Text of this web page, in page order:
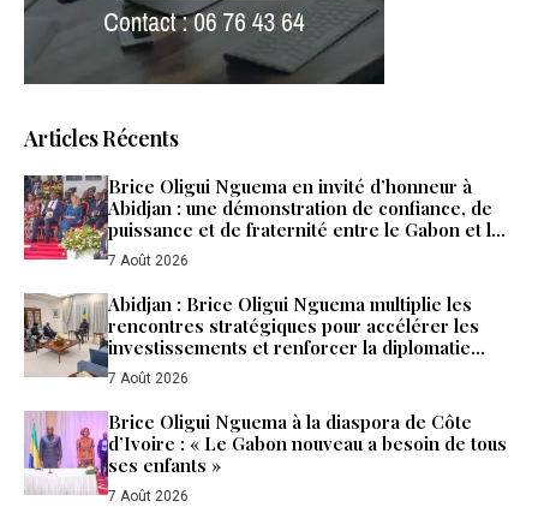
Articles Récents
Brice Oligui Nguema en invité d’honneur à
Abidjan : une démonstration de confiance, de
puissance et de fraternité entre le Gabon et la
Côte d’Ivoire
7 Août 2026
Abidjan : Brice Oligui Nguema multiplie les
rencontres stratégiques pour accélérer les
investissements et renforcer la diplomatie
économique du Gabon
7 Août 2026
Brice Oligui Nguema à la diaspora de Côte
d’Ivoire : « Le Gabon nouveau a besoin de tous
ses enfants »
7 Août 2026